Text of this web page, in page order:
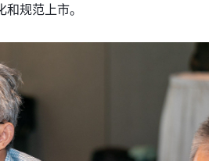
规范上市。